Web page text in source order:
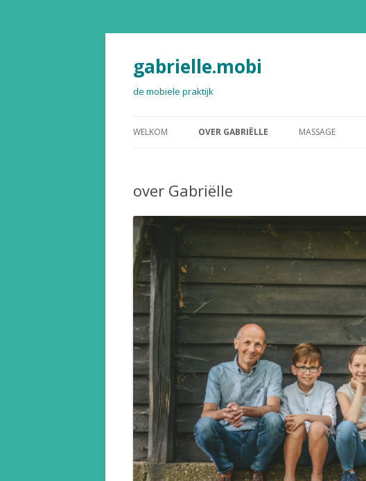
gabrielle.mobi
de mobiele praktijk
WELKOM OVER GABRIËLLE MASSAGE
over Gabriëlle